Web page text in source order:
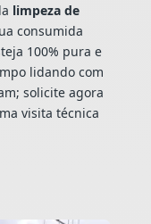
limpeza de
consumida
100% pura e
lidando com
solicite agora
visita técnica